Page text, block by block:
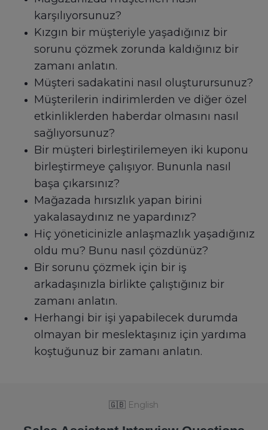
karşılıyorsunuz?
Kızgın bir müşteriyle yaşadığınız bir
sorunu çözmek zorunda kaldığınız bir
zamanı anlatın.
Müşteri sadakatini nasıl oluşturursunuz?
Müşterilerin indirimlerden ve diğer özel
etkinliklerden haberdar olmasını nasıl
sağlıyorsunuz?
Bir müşteri birleştirilemeyen iki kuponu
birleştirmeye çalışıyor. Bununla nasıl
başa çıkarsınız?
Mağazada hırsızlık yapan birini
yakalasaydınız ne yapardınız?
Hiç yöneticinizle anlaşmazlık yaşadığınız
oldu mu? Bunu nasıl çözdünüz?
Bir sorunu çözmek için bir iş
arkadaşınızla birlikte çalıştığınız bir
zamanı anlatın.
Herhangi bir işi yapabilecek durumda
olmayan bir meslektaşınız için yardıma
koştuğunuz bir zamanı anlatın.
🇬🇧 English